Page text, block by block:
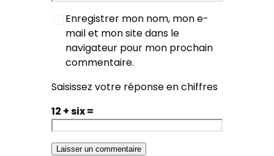
Enregistrer mon nom, mon e-
mail et mon site dans le
navigateur pour mon prochain
commentaire.
Saisissez votre réponse en chiffres
12 + six =